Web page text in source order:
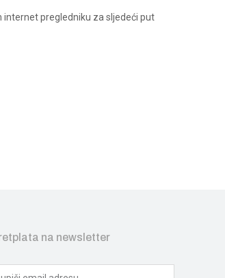
pregledniku za sljedeći put
na newsletter